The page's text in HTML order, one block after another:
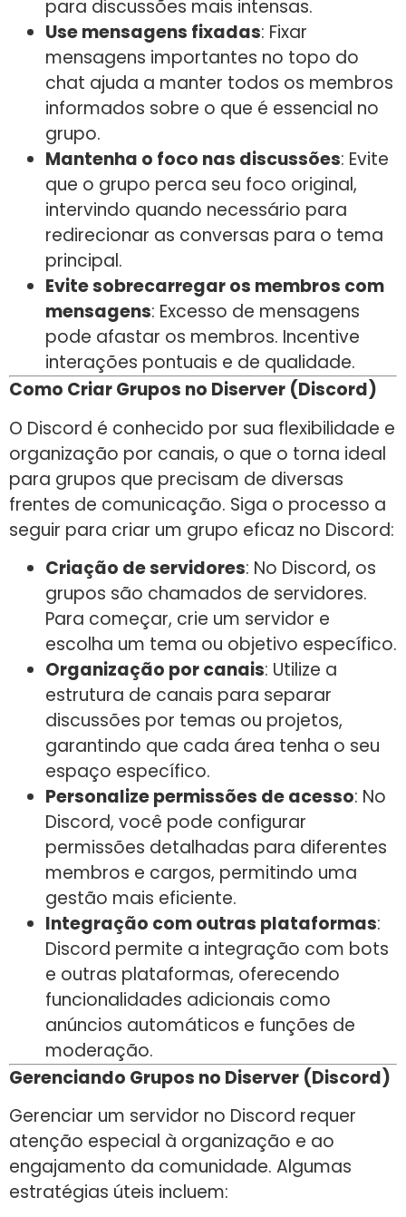
para discussões mais intensas.
Use mensagens fixadas: Fixar
mensagens importantes no topo do
chat ajuda a manter todos os membros
informados sobre o que é essencial no
grupo.
Mantenha o foco nas discussões: Evite
que o grupo perca seu foco original,
intervindo quando necessário para
redirecionar as conversas para o tema
principal.
Evite sobrecarregar os membros com
mensagens: Excesso de mensagens
pode afastar os membros. Incentive
interações pontuais e de qualidade.
Como Criar Grupos no Diserver (Discord)
O Discord é conhecido por sua flexibilidade e
organização por canais, o que o torna ideal
para grupos que precisam de diversas
frentes de comunicação. Siga o processo a
seguir para criar um grupo eficaz no Discord:
Criação de servidores: No Discord, os
grupos são chamados de servidores.
Para começar, crie um servidor e
escolha um tema ou objetivo específico.
Organização por canais: Utilize a
estrutura de canais para separar
discussões por temas ou projetos,
garantindo que cada área tenha o seu
espaço específico.
Personalize permissões de acesso: No
Discord, você pode configurar
permissões detalhadas para diferentes
membros e cargos, permitindo uma
gestão mais eficiente.
Integração com outras plataformas:
Discord permite a integração com bots
e outras plataformas, oferecendo
funcionalidades adicionais como
anúncios automáticos e funções de
moderação.
Gerenciando Grupos no Diserver (Discord)
Gerenciar um servidor no Discord requer
atenção especial à organização e ao
engajamento da comunidade. Algumas
estratégias úteis incluem: